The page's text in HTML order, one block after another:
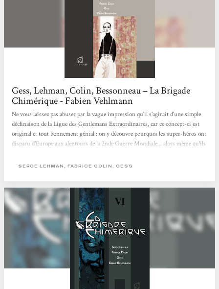
Gess, Lehman, Colin, Bessonneau – La Brigade
Chimérique - Fabien Vehlmann
Ne vous laissez pas abuser par la vague impression qu'il s'agirait d'une simple
déclinaison de la Ligue des Gentlemans Extraordinaires, car ce concept-ci est
original et tout bonnement génial : on y découvre pourquoi les super-héros ont
disparu d'Europe aux alentours de la 2nde Guerre Mondiale... alors même qu'ils
(Spiderman, Superman et autres Batman). Les deux scénaristes (Serge Lehman
de méchants puisés dans la littérature fantastique...
SERGE LEHMAN, FABRICE COLIN, GESS